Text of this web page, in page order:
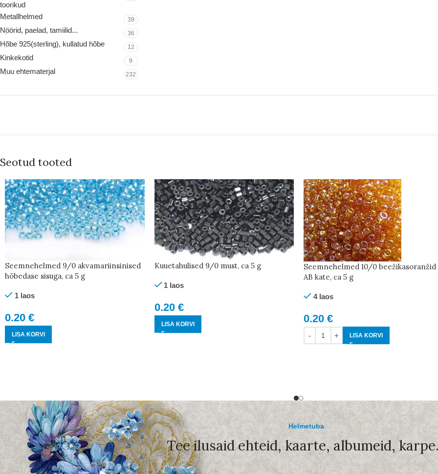
toorikud
Metallhelmed 39
Nöörid, paelad, tamiilid... 36
Hõbe 925(sterling), kullatud hõbe 12
Kinkekotid 9
Muu ehtematerjal 232
Seotud tooted
Seemnehelmed 9/0 akvamariinsinised
hõbedase sisuga, ca 5 g
1 laos
0.20 €
LISA KORVI
Kuuetahulised 9/0 must, ca 5 g
1 laos
0.20 €
LISA KORVI
Seemnehelmed 10/0 beežikasoranžid
AB kate, ca 5 g
4 laos
0.20 €
LISA KORVI
Helmetuba
Tee ilusaid ehteid, kaarte, albumeid,